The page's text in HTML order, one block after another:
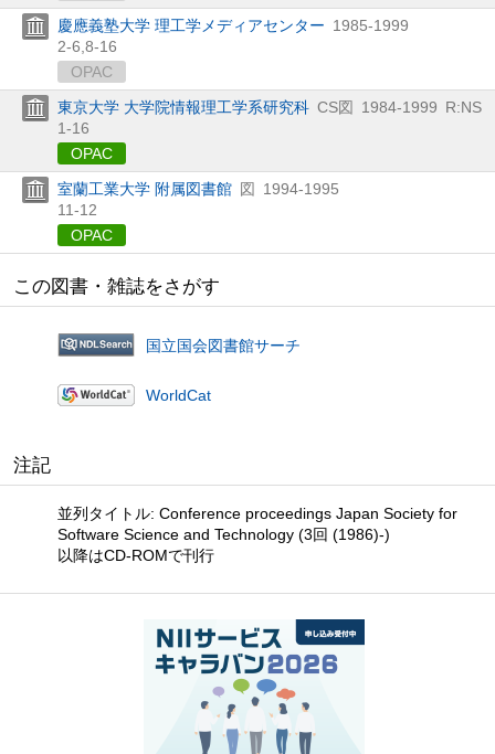
慶應義塾大学 理工学メディアセンター 1985-1999
2-6, 8-16
OPAC
東京大学 大学院情報理工学系研究科 CS図 1984-1999 R:NS
1-16
OPAC
室蘭工業大学 附属図書館 図 1994-1995
11-12
OPAC
この図書・雑誌をさがす
国立国会図書館サーチ
WorldCat
注記
並列タイトル: Conference proceedings Japan Society for
Software Science and Technology (3回 (1986)-)
以降はCD-ROMで刊行